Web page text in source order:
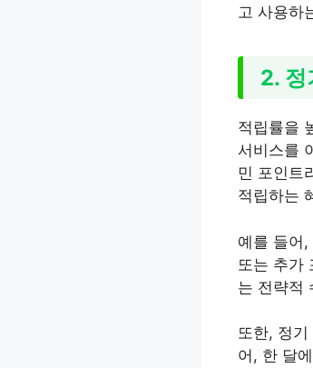
고 사용하
2. 정
적립률을
서비스를
민 포인트
적립하는
예를 들어
또는 추가
는 전략적
또한, 정
어, 한 달